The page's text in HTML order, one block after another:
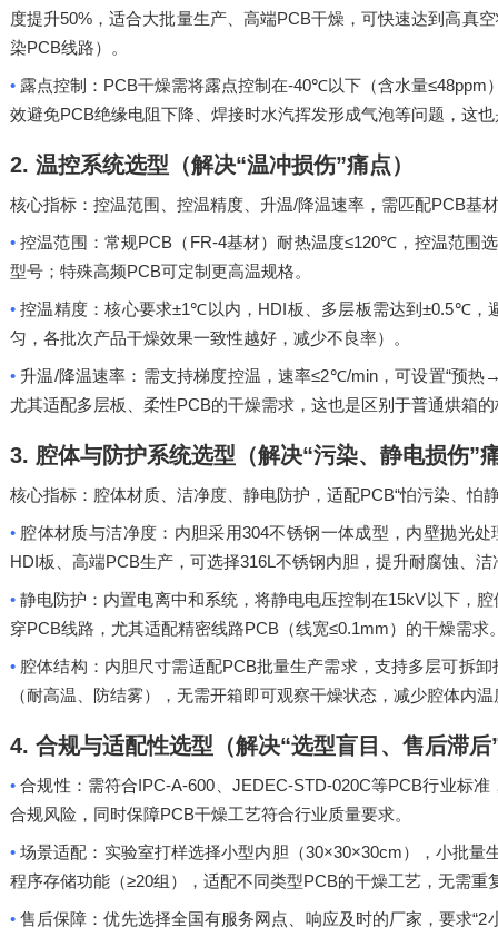
度提升50% ，适合大批量生产、高端PCB干燥，可快速达到高真
染PCB线路）。
• 露点控制： PCB干燥需将露点控制在-40℃以下（含水量≤48ppm
效避免PCB绝缘电阻下降、焊接时水汽挥发形成气泡等问题，这
2. 温控系统选型（解决“温冲损伤”痛点）
核心指标：控温范围、控温精度、升温/降温速率，需匹配PCB基
•控温范围：常规PCB （ FR-4基材）耐热温度≤120℃ ，控温范围
型号；特殊高频PCB可定制更高温规格。
•控温精度：核心要求±1℃以内， HDI板、多层板需达到±0.5℃，
匀，各批次产品干燥效果一致性越好，减少不良率）。
• 升温/降温速率：需支持梯度控温，速率≤2℃/min，可设置“预热
尤其适配多层板、柔性PCB的干燥需求，这也是区别于普通烘箱
3. 腔体与防护系统选型（解决“污染、静电损伤”
核心指标：腔体材质、洁净度、静电防护，适配PCB“怕污染、怕
• 腔体材质与洁净度：内胆采用304不锈钢一体成型，内壁抛光处
HDI板、高端PCB生产，可选择316L不锈钢内胆，提升耐腐蚀、
•静电防护：内置电离中和系统，将静电电压控制在15kV以下，
穿PCB线路，尤其适配精密线路PCB（线宽≤0.1mm）的干燥需求
• 腔体结构：内胆尺寸需适配PCB批量生产需求，支持多层可拆
（耐高温、防结雾），无需开箱即可观察干燥状态，减少腔体内
4. 合规与适配性选型（解决“选型盲目、售后滞后
•合规性：需符合IPC-A-600 JEDEC-STD-020C等PCB行业标准
合规风险，同时保障PCB干燥工艺符合行业质量要求。
•场景适配：实验室打样选择小型内胆（30×30×30cm），小批量
程序存储功能（≥20组），适配不同类型PCB的干燥工艺，无需重
•售后保障：优先选择全国有服务网点、响应及时的厂家，要求“2